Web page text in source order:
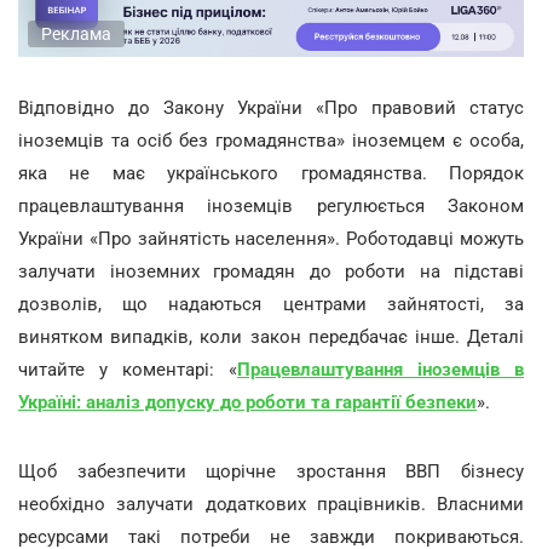
Реклама
Відповідно до Закону України «Про правовий статус
іноземців та осіб без громадянства» іноземцем є особа,
яка не має українського громадянства. Порядок
працевлаштування іноземців регулюється Законом
України «Про зайнятість населення». Роботодавці можуть
залучати іноземних громадян до роботи на підставі
дозволів, що надаються центрами зайнятості, за
винятком випадків, коли закон передбачає інше. Деталі
читайте у коментарі: «Працевлаштування іноземців в
Україні: аналіз допуску до роботи та гарантії безпеки».
Щоб забезпечити щорічне зростання ВВП бізнесу
необхідно залучати додаткових працівників. Власними
ресурсами такі потреби не завжди покриваються.